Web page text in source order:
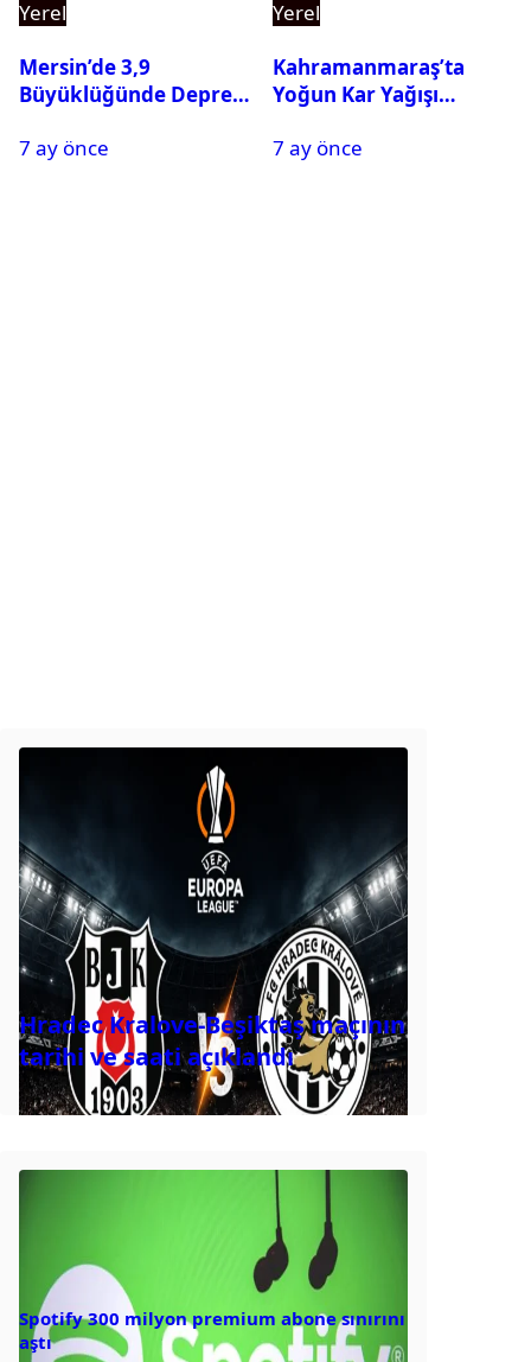
Yerel
Mersin’de 3,9
Büyüklüğünde Deprem
7 ay önce
Yerel
Kahramanmaraş’ta
Yoğun Kar Yağışı
Tatil
7 ay önce
Hradec Kralove-Beşiktaş maçının
tarihi ve saati açıklandı
Spotify 300 milyon premium abone sınırını
aştı